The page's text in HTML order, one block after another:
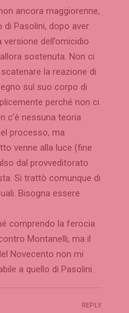
ancora maggiorenne,
di Pasolini, dopo aver
dell’omicidio
sostenuta. Non ci
la reazione di
sul suo corpo di
perché non ci
c’è nessuna teoria
processo, ma
venne alla luce (fine
dal provveditorato
Si trattò comunque di
Bisogna essere
comprendo la ferocia
Montanelli, ma il
Novecento non mi
a quello di Pasolini.
REPLY